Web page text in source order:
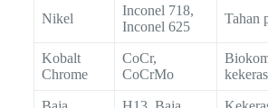
Nikel
Inconel 718,
Inconel 625
Tahan
Kobalt
Chrome
CoCr,
CoCrMo